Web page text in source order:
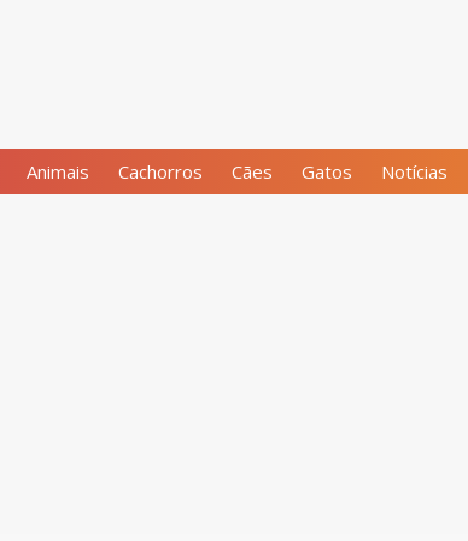
Animais Cachorros Cães Gatos Notícias